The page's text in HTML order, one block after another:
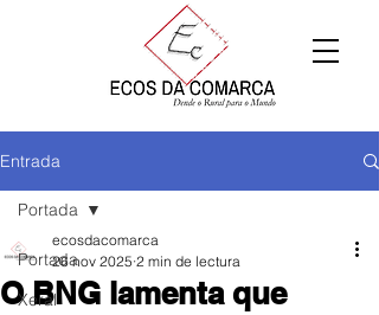
Entrada
Portada
Xeral
Portada
O BNG lamenta que
ecosdacomarca
26 nov 2025 2 min de lectura